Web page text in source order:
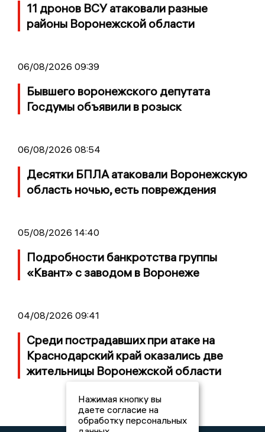
11 дронов ВСУ атаковали разные
районы Воронежской области
06/08/2026 09:39
Бывшего воронежского депутата
Госдумы объявили в розыск
06/08/2026 08:54
Десятки БПЛА атаковали Воронежскую
область ночью, есть повреждения
05/08/2026 14:40
Подробности банкротства группы
«Квант» с заводом в Воронеже
04/08/2026 09:41
Среди пострадавших при атаке на
Краснодарский край оказались две
жительницы Воронежской области
Нажимая кнопку вы
даете согласие на
обработку персональных